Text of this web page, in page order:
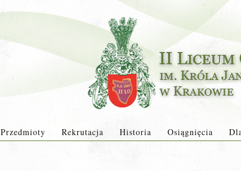
Przedmioty Rekrutacja Historia Osiągnięcia